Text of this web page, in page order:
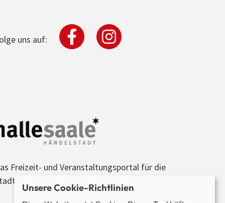
uns auf:
Freizeit- und Veranstaltungsportal für die
Halle (Saale) und die Region.
Unsere Cookie-Richtlinien